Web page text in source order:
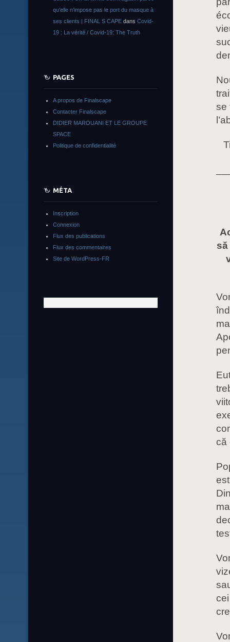
se
că
qu’elle n’impose pas le port du masque à
ses clients | FINAL S CAPE dans Covid-
19 : La vérité / Covid-19: The Truth
PAGES
A propos de Finalscape
Contacter Finalscape
DIDIER MAROUANI ET LE GROUPE
SPACE
Politique de confidentialité
MÉTA
Inscription
Connexion
Flux des publications
Flux des commentaires
Site de WordPress-FR